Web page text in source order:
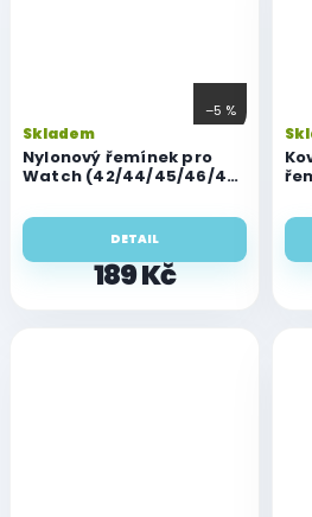
–5 %
Nylonový řemínek pro
Watch (42/44/45/46/49
Skladem
189 Kč
DETAIL